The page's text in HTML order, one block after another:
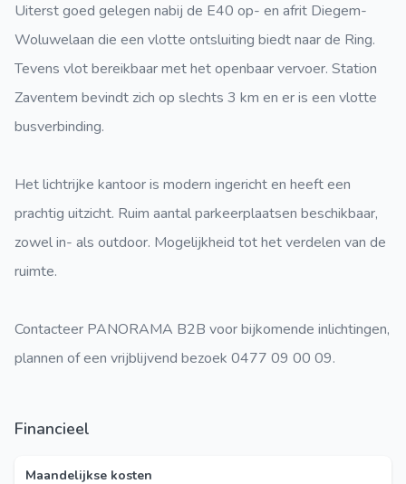
Uiterst goed gelegen nabij de E40 op- en afrit Diegem-
Woluwelaan die een vlotte ontsluiting biedt naar de Ring.
Tevens vlot bereikbaar met het openbaar vervoer. Station
Zaventem bevindt zich op slechts 3 km en er is een vlotte
busverbinding.
Het lichtrijke kantoor is modern ingericht en heeft een
prachtig uitzicht. Ruim aantal parkeerplaatsen beschikbaar,
zowel in- als outdoor. Mogelijkheid tot het verdelen van de
ruimte.
Contacteer PANORAMA B2B voor bijkomende inlichtingen,
plannen of een vrijblijvend bezoek 0477 09 00 09.
Financieel
Maandelijkse kosten